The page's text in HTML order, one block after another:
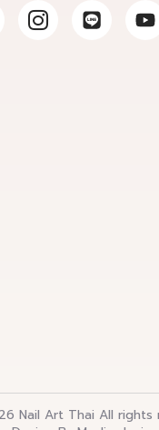
Nail Art Thai All rights